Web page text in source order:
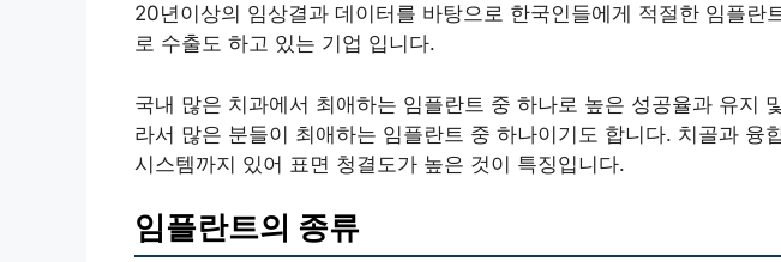
20년이상의 임상결과 데이터를 바탕으로 한국인들에게 적절한 임플란
로 수출도 하고 있는 기업 입니다.
국내 많은 치과에서 최애하는 임플란트 중 하나로 높은 성공율과 유지
라서 많은 분들이 최애하는 임플란트 중 하나이기도 합니다. 치골과 융
시스템까지 있어 표면 청결도가 높은 것이 특징입니다.
임플란트의 종류